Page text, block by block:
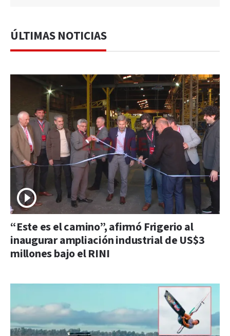
ÚLTIMAS NOTICIAS
“Este es el camino”, afirmó Frigerio al
inaugurar ampliación industrial de US$3
millones bajo el RINI